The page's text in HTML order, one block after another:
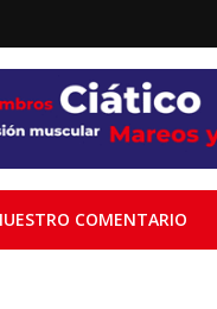
COMENTARIO